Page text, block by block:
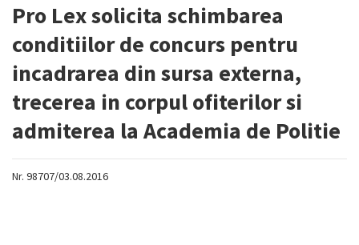
Pro Lex solicita schimbarea
conditiilor de concurs pentru
incadrarea din sursa externa,
trecerea in corpul ofiterilor si
admiterea la Academia de Politie
Nr. 98707/03.08.2016